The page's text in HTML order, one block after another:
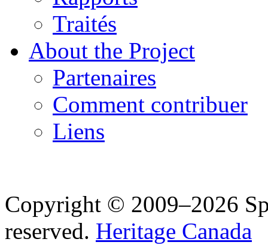
Traités
About the Project
Partenaires
Comment contribuer
Liens
Copyright © 2009–2026
reserved. Heritage Canada